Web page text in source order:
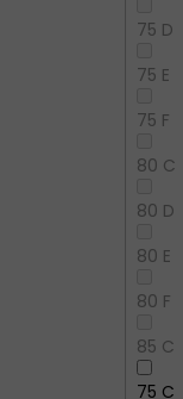
75 D
75 E
75 F
80 C
80 D
80 E
80 F
85 C
75 C